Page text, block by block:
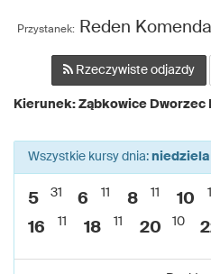
Przystanek: Reden
Rzeczywiste odjazdy
Kierunek: Ząbkowice Dworzec
Wszystkie kursy dnia:
5 31 6 11 8 11 10
16 11 18 11 20 10